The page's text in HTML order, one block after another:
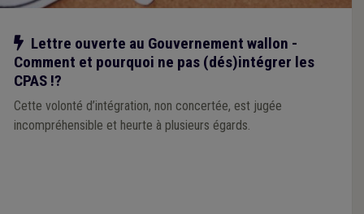
Notre action
Lettre ouverte au Gouvernement wallon -
Comment et pourquoi ne pas (dés)intégrer les
CPAS !?
Cette volonté d’intégration, non concertée, est jugée
incompréhensible et heurte à plusieurs égards.